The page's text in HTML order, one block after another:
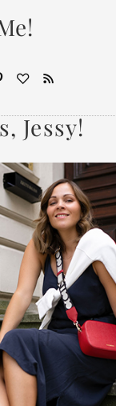
Jessy!